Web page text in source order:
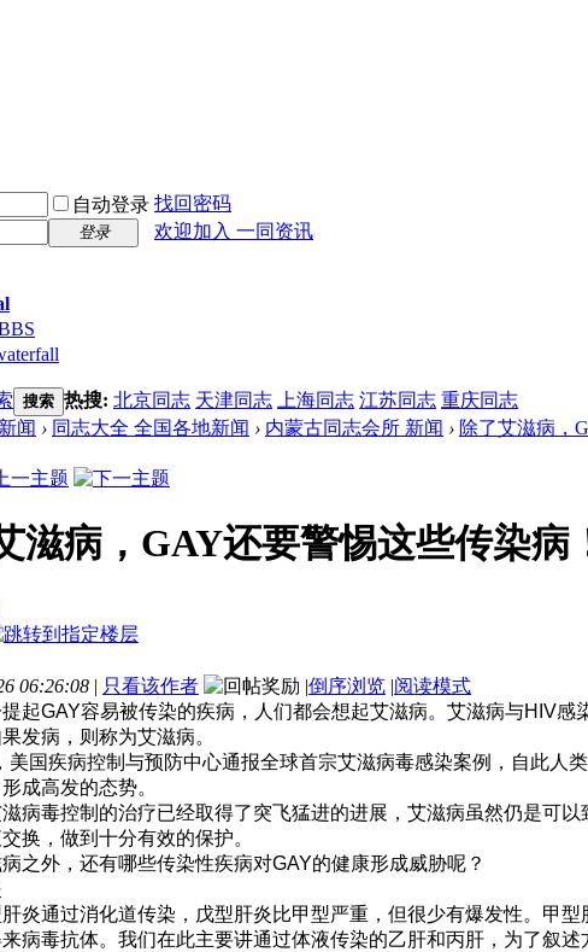
自动登录 找回密码
登录
欢迎加入 一同资讯
搜索 热搜: 北京同志 天津同志 上海同志 江苏同志 重庆同志
闻 › 同志大全 全国各地新闻 › 内蒙古同志会所 新闻 › 除了艾滋病，
滋病，GAY还要警惕这些传染病
06:26:08 | 只看该作者 |倒序浏览 |阅读模式
起GAY容易被传染的疾病，人们都会想起艾滋病。艾滋病与HIV
发病，则称为艾滋病。
国疾病控制与预防中心通报全球首宗艾滋病毒感染案例，自此人
成高发的态势。
病毒控制的治疗已经取得了突飞猛进的进展，艾滋病虽然仍是可
换，做到十分有效的保护。
之外，还有哪些传染性疾病对GAY的健康形成威胁呢？
炎通过消化道传染，戊型肝炎比甲型严重，但很少有爆发性。甲
病毒抗体。我们在此主要讲通过体液传染的乙肝和丙肝，为了叙述